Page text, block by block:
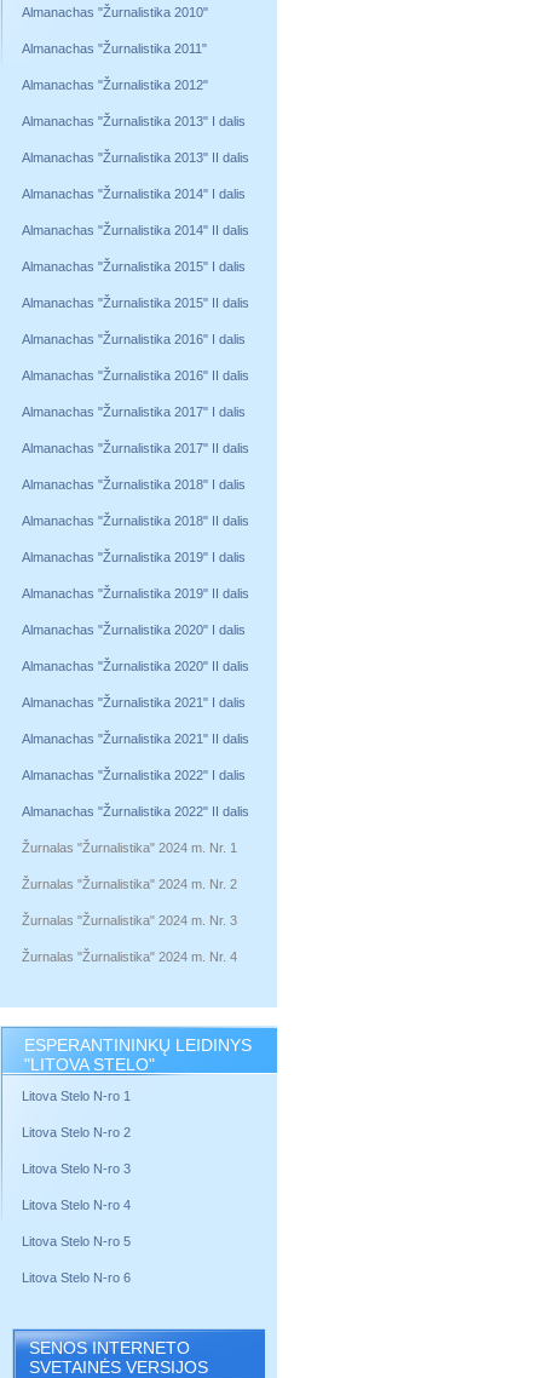
Almanachas "Žurnalistika 2010"
Almanachas "Žurnalistika 2011"
Almanachas "Žurnalistika 2012"
Almanachas "Žurnalistika 2013" I dalis
Almanachas "Žurnalistika 2013" II dalis
Almanachas "Žurnalistika 2014" I dalis
Almanachas "Žurnalistika 2014" II dalis
Almanachas "Žurnalistika 2015" I dalis
Almanachas "Žurnalistika 2015" II dalis
Almanachas "Žurnalistika 2016" I dalis
Almanachas "Žurnalistika 2016" II dalis
Almanachas "Žurnalistika 2017" I dalis
Almanachas "Žurnalistika 2017" II dalis
Almanachas "Žurnalistika 2018" I dalis
Almanachas "Žurnalistika 2018" II dalis
Almanachas "Žurnalistika 2019" I dalis
Almanachas "Žurnalistika 2019" II dalis
Almanachas "Žurnalistika 2020" I dalis
Almanachas "Žurnalistika 2020" II dalis
Almanachas "Žurnalistika 2021" I dalis
Almanachas "Žurnalistika 2021" II dalis
Almanachas "Žurnalistika 2022" I dalis
Almanachas "Žurnalistika 2022" II dalis
Žurnalas "Žurnalistika" 2024 m. Nr. 1
Žurnalas "Žurnalistika" 2024 m. Nr. 2
Žurnalas "Žurnalistika" 2024 m. Nr. 3
Žurnalas "Žurnalistika" 2024 m. Nr. 4
ESPERANTININKŲ LEIDINYS
"LITOVA STELO"
Litova Stelo N-ro 1
Litova Stelo N-ro 2
Litova Stelo N-ro 3
Litova Stelo N-ro 4
Litova Stelo N-ro 5
Litova Stelo N-ro 6
SENOS INTERNETO
SVETAINĖS VERSIJOS